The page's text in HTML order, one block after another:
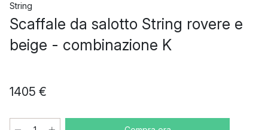
String
Scaffale da salotto String rovere e
beige - combinazione K
1405 €